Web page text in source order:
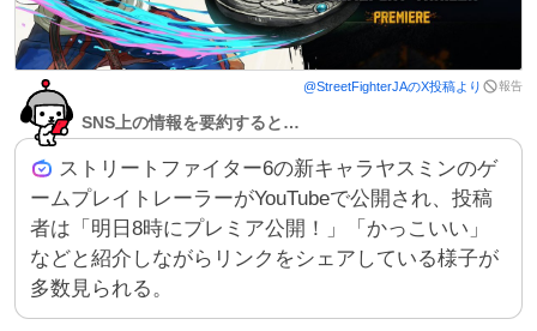
@StreetFighterJAのX投稿より 報告
SNS上の情報を要約すると…
ストリートファイター6の新キャラヤスミンのゲ
ームプレイトレーラーがYouTubeで公開され、投稿
者は「明日8時にプレミア公開！」「かっこいい」
などと紹介しながらリンクをシェアしている様子が
多数見られる。